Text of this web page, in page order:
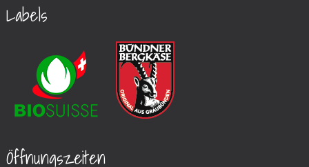
Labels
Öffnungszeiten